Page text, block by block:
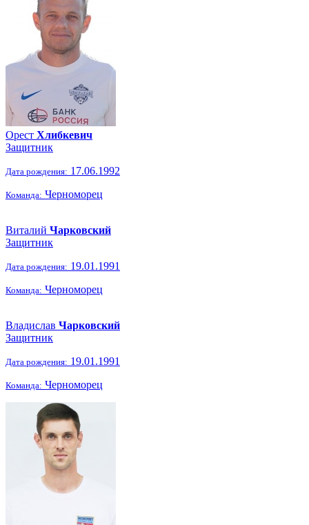
Орест Хлибкевич
Защитник
Дата рождения: 17.06.1992
Команда: Черноморец
Виталий Чарковский
Защитник
Дата рождения: 19.01.1991
Команда: Черноморец
Владислав Чарковский
Защитник
Дата рождения: 19.01.1991
Команда: Черноморец